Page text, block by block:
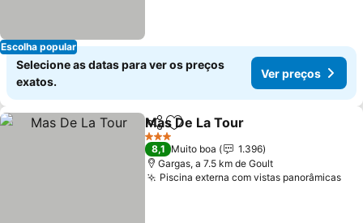
Escolha popular
Selecione as datas para ver os preços
exatos.
Ver preços
PartilharAdicionar aos favoritos
Mas De La Tour
3 Estrelas
8,1 Muito boa
1.396
Gargas, a 7.5 km de Goult
Piscina externa com vistas panorâmicas